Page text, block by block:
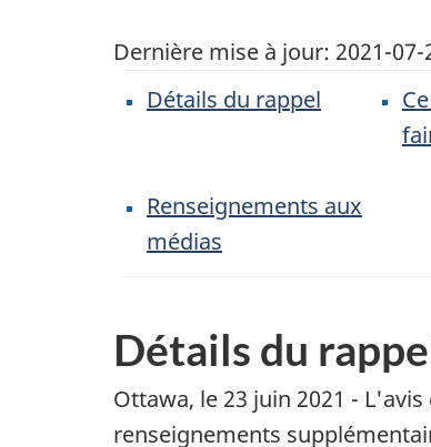
Dernière mise à jour: 2021-07-
Détails du rappel
Renseignements aux
médias
Détails du
Ottawa, le 23 juin 2021 -
renseignements